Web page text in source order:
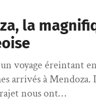
la
un voyage éreintant
arrivés à Mendoza.
nous ont…